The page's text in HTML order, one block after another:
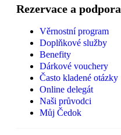
Rezervace a podpora
Věrnostní program
Doplňkové služby
Benefity
Dárkové vouchery
Často kladené otázky
Online delegát
Naši průvodci
Můj Čedok